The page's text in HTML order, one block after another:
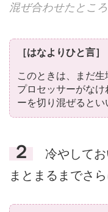
混ぜ合わせたとこ
［はなよりひと言］
このときは、まだ
プロセッサーがな
ーを切り混ぜるとい
２ 冷やしてお
まとまるまでさら